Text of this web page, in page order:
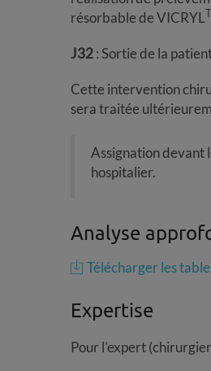
résorbable de VICRYL
J32: Sortie de la
Cette intervention
sera traitée
Assignation devant
hospitalier.
Analyse
Télécharger les
Expertise
Pour l’expert